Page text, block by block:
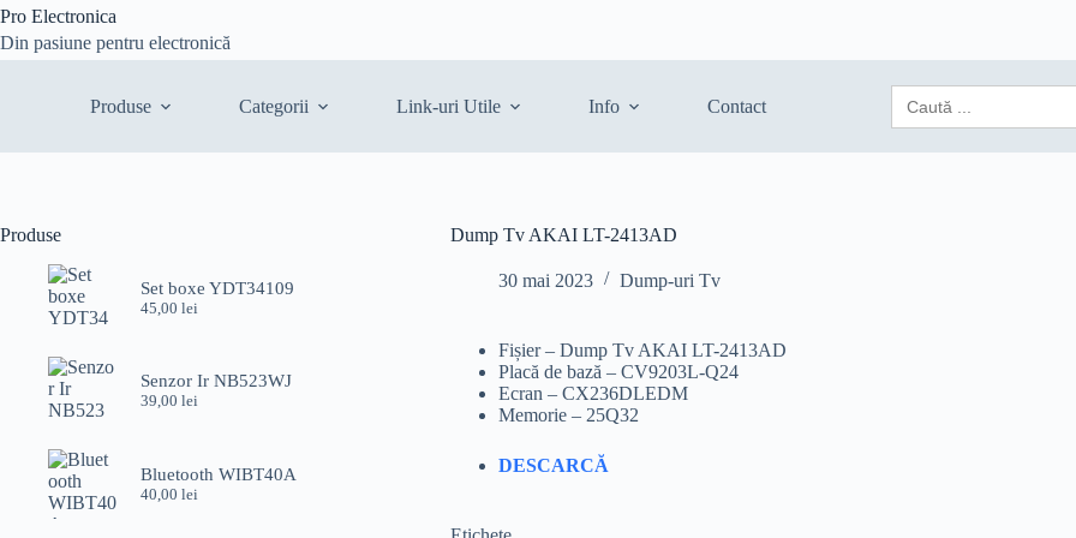
Sari
conținut
Pro Electronica
Din pasiune pentru electronică
Produse Categorii Link-uri Utile Info Contact
Search
for:
Dump Tv AKAI LT-2413AD
30 mai 2023 Dump-uri Tv
Fișier – Dump Tv AKAI LT-2413AD
Placă de bază – CV9203L-Q24
Ecran – CX236DLEDM
Memorie – 25Q32
DESCARCĂ
Produse
Set boxe YDT34109
45,00lei
Senzor Ir NB523WJ
39,00lei
Bluetooth WIBT40A
40,00lei